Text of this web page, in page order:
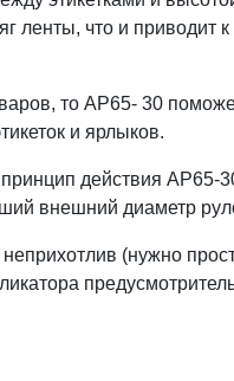
ленты, что и приводит
то AP65- 30
и ярлыков.
действия
внешний диаметр
(нужно